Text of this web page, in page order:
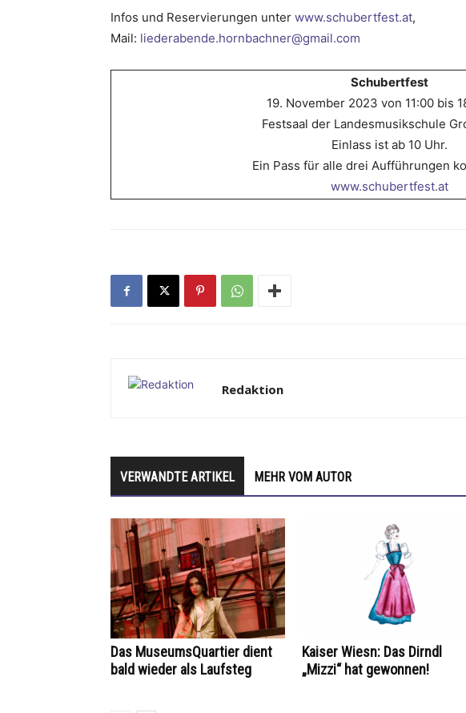
Infos und Reservierungen unter www.schubertfest.at,
Mail: liederabende.hornbachner@gmail.com
Schubertfest
19. November 2023 von 11:00 bis
Festsaal der Landesmusikschule
Einlass ist ab 10 Uhr.
Ein Pass für alle drei Aufführungen
www.schubertfest.at
Redaktion
VERWANDTE ARTIKEL MEHR VOM AUTOR
Das MuseumsQuartier dient
bald wieder als Laufsteg
Kaiser Wiesn: Das Dirndl
„Mizzi“ hat gewonnen!